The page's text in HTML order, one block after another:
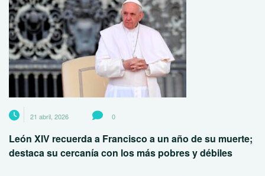
21 abril, 2026 0
León XIV recuerda a Francisco a un año de su muerte;
destaca su cercanía con los más pobres y débiles